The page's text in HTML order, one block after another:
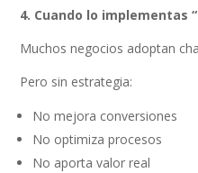
4. Cuando lo implementas
Muchos negocios adoptan
Pero sin estrategia:
No mejora conversiones
No optimiza procesos
No aporta valor real